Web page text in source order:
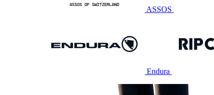
ASSOS
Endura